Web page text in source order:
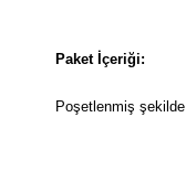
Paket İçeriği:
Poşetlenmiş